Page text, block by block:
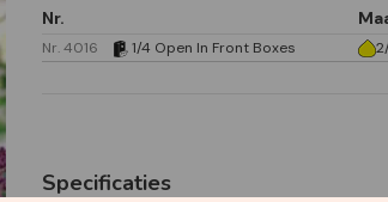
Nr.
Nr. 4016 1/4 Open In Front Boxes
Specificaties